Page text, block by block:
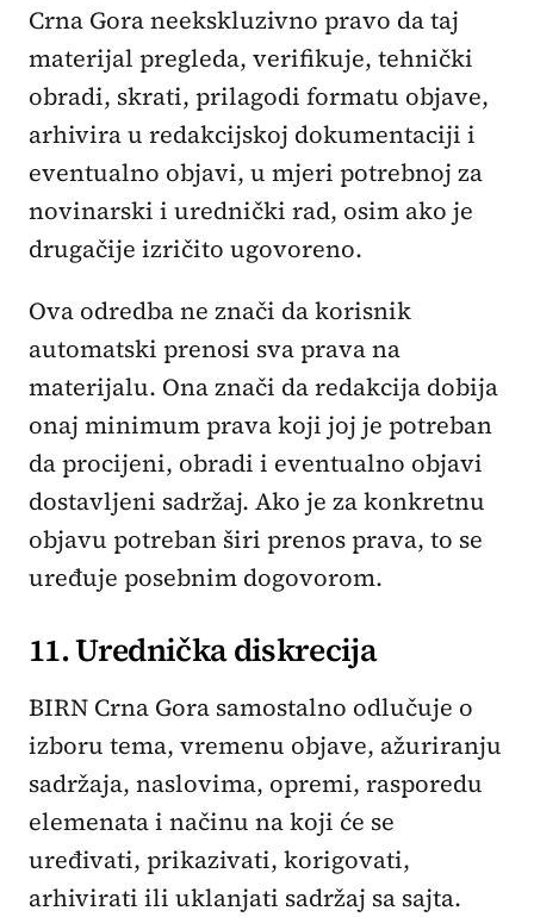
Crna Gora neekskluzivno pravo da taj
materijal pregleda, verifikuje, tehnički
obradi, skrati, prilagodi formatu objave,
arhivira u redakcijskoj dokumentaciji i
eventualno objavi, u mjeri potrebnoj za
novinarski i urednički rad, osim ako je
drugačije izričito ugovoreno.
Ova odredba ne znači da korisnik
automatski prenosi sva prava na
materijalu. Ona znači da redakcija dobija
onaj minimum prava koji joj je potreban
da procijeni, obradi i eventualno objavi
dostavljeni sadržaj. Ako je za konkretnu
objavu potreban širi prenos prava, to se
uređuje posebnim dogovorom.
11. Urednička diskrecija
BIRN Crna Gora samostalno odlučuje o
izboru tema, vremenu objave, ažuriranju
sadržaja, naslovima, opremi, rasporedu
elemenata i načinu na koji će se
uređivati, prikazivati, korigovati,
arhivirati ili uklanjati sadržaj sa sajta.